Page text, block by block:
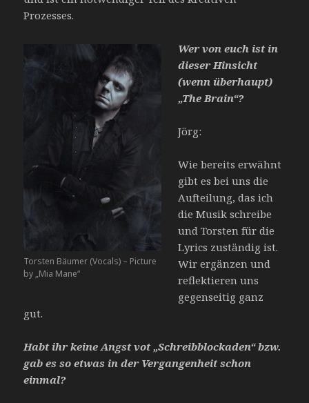
Prozesses.
Torsten Bäumer (Vocals) – Picture
by „Mia Mane“
Wer von euch ist in
dieser Hinsicht
(wenn überhaupt)
„The Brain“?
Jörg:
Wie bereits erwähnt
gibt es bei uns die
Aufteilung, das ich
die Musik schreibe
und Torsten für die
Lyrics zuständig ist.
Wir ergänzen und
reflektieren uns
gegenseitig ganz
gut.
Habt ihr keine Angst vot „Schreibblockaden“ bzw.
gab es so etwas in der Vergangenheit schon
einmal?